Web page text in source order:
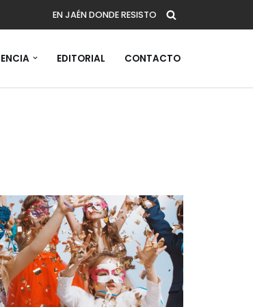
EN JAÉN DONDE RESISTO
EDITORIAL CONTACTO